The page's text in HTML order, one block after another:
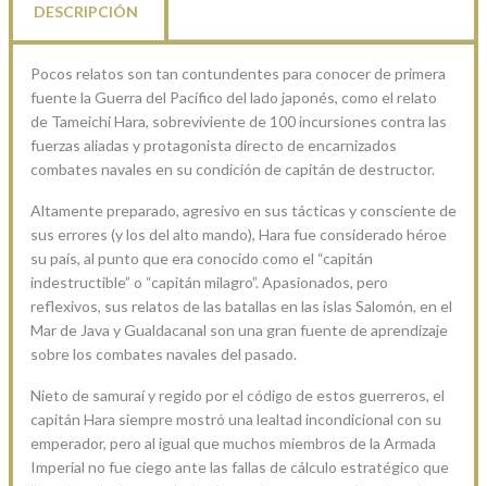
DESCRIPCIÓN
Pocos relatos son tan contundentes para conocer de primera
fuente la Guerra del Pacífico del lado japonés, como el relato
de Tameichi Hara, sobreviviente de 100 incursiones contra las
fuerzas aliadas y protagonista directo de encarnizados
combates navales en su condición de capitán de destructor.
Altamente preparado, agresivo en sus tácticas y consciente de
sus errores (y los del alto mando), Hara fue considerado héroe
su país, al punto que era conocido como el “capitán
indestructible” o “capitán milagro”. Apasionados, pero
reflexivos, sus relatos de las batallas en las islas Salomón, en el
Mar de Java y Gualdacanal son una gran fuente de aprendizaje
sobre los combates navales del pasado.
Nieto de samuraí y regido por el código de estos guerreros, el
capitán Hara siempre mostró una lealtad incondicional con su
emperador, pero al igual que muchos miembros de la Armada
Imperial no fue ciego ante las fallas de cálculo estratégico que